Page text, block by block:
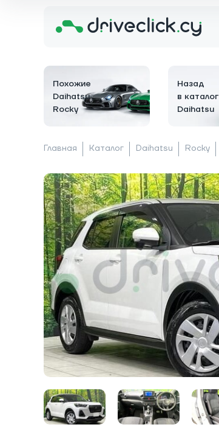
Похожие
Daihatsu
Rocky
Назад
в каталог
Daihatsu
Главная Каталог Daihatsu Rocky